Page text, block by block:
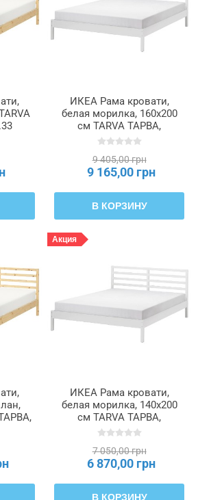
ИКЕА Рама кровати,
белая морилка, 160x200
см TARVA ТАРВА,
095.539.73
9 405,00 грн
9 165,00 грн
В КОРЗИНУ
Акция
ИКЕА Рама кровати,
белая морилка, 140x200
см TARVA ТАРВА,
405.861.98
7 050,00 грн
6 870,00 грн
В КОРЗИНУ